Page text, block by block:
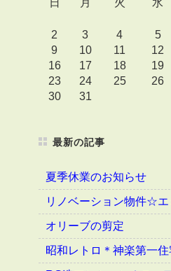
2
3 4 5
9
10 11 12
16
17 18 19
23
24 25 26
30
31
最新の記事
夏季休業のお知らせ
リノベーション物件☆
オリーブの剪定
昭和レトロ＊神楽第一住